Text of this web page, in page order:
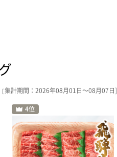
集計期間：2026年08月01日～08月07日]